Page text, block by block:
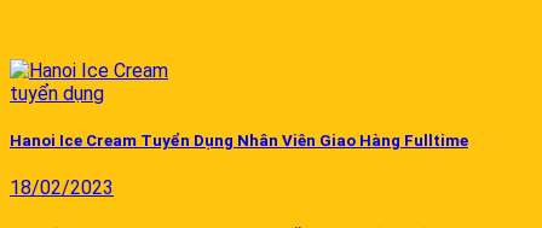
Hanoi Ice Cream Tuyển Dụng Nhân Viên Giao Hàng Fulltime
18/02/2023